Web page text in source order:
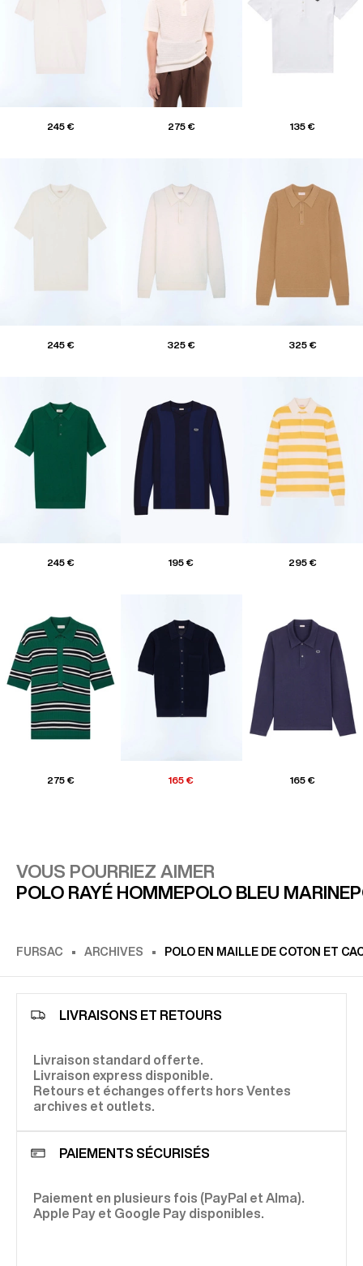
245 € 275 € 135 €
245 € 325 € 325 €
245 € 195 € 295 €
275 € 165 € 165 €
VOUS POURRIEZ AIMER
POLO RAYÉ HOMMEPOLO BLEU MARINE
FURSAC ARCHIVES POLO EN MAILLE DE COTON ET
LIVRAISONS ET RETOURS
Livraison standard offerte.
Livraison express disponible.
Retours et échanges offerts hors Ventes
archives et outlets.
PAIEMENTS SÉCURISÉS
Paiement en plusieurs fois (PayPal et Alma).
Apple Pay et Google Pay disponibles.